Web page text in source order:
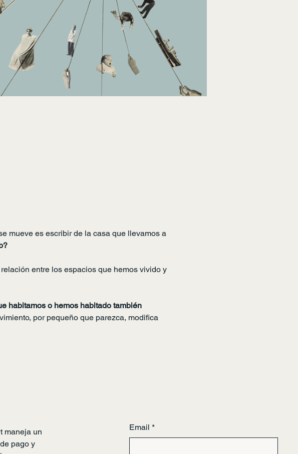
mueve es escribir de la casa que llevamos a
entre los espacios que hemos vivido y
habitamos o hemos habitado también
por pequeño que parezca, modifica
maneja un
pago y
Email *